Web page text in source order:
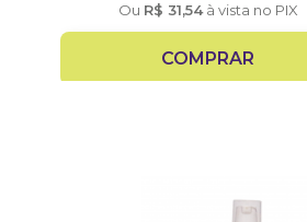
Ou R$ 31,54à vista no PIX
COMPRAR